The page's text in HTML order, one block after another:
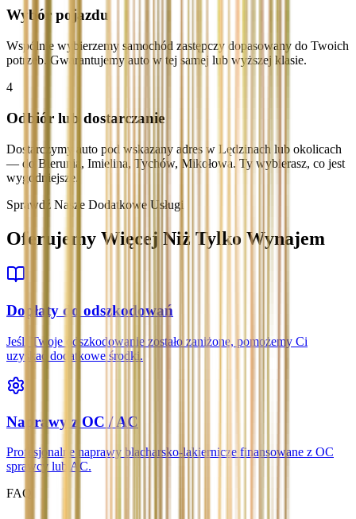
Wybór pojazdu
Wspólnie wybierzemy samochód zastępczy dopasowany do Twoich
potrzeb. Gwarantujemy auto w tej samej lub wyższej klasie.
4
Odbiór lub dostarczanie
Dostarczymy auto pod wskazany adres w Lędzinach lub okolicach
— do Bierunia, Imielina, Tychów, Mikołowa. Ty wybierasz, co jest
wygodniejsze.
Sprawdź Nasze Dodatkowe Usługi
Oferujemy Więcej Niż Tylko Wynajem
Dopłaty do odszkodowań
Jeśli Twoje odszkodowanie zostało zaniżone, pomożemy Ci
uzyskać dodatkowe środki.
Naprawy z OC / AC
Profesjonalne naprawy blacharsko-lakiernicze finansowane z OC
sprawcy lub AC.
FAQ